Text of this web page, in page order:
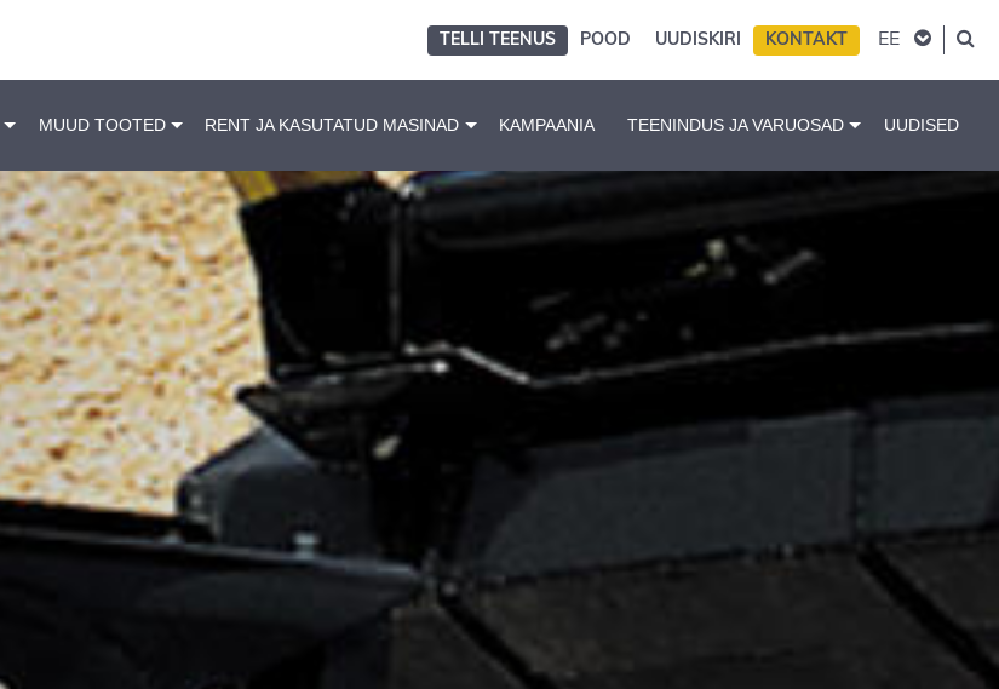
TELLI TEENUS POOD UUDISKIRI KONTAKT EE
MUUD TOOTED RENT JA KASUTATUD MASINAD KAMPAANIA TEENINDUS JA VARUOSAD UUDISED